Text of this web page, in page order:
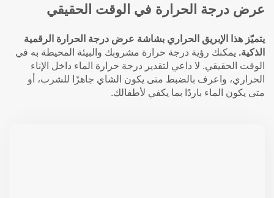
عرض درجة الحرارة في الوقت الحقيقي
يتميّز هذا الإبريق الحراري بشاشة عرض درجة الحرارة الرقمية
الذكية. يمكنك رؤية درجة حرارة مشروبك والبيئة المحيطة به في
الوقت الحقيقي. لا داعي لتقدير درجة حرارة الماء داخل الإناء
الحراري، واعرف بالضبط متى يكون الشاي جاهزًا للشرب، أو
متى يكون الماء باردًا بما يكفي لأطفالك.